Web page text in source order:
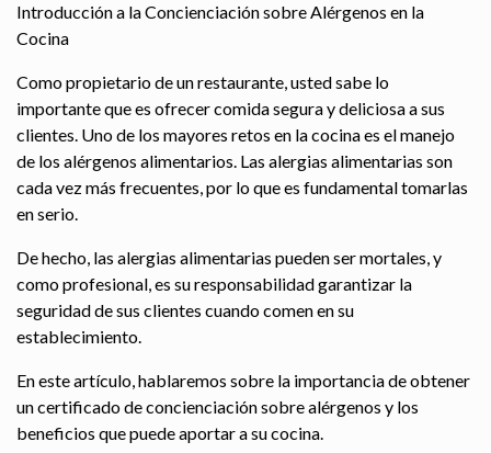
Introducción a la Concienciación sobre Alérgenos en la
Cocina
Como propietario de un restaurante, usted sabe lo
importante que es ofrecer comida segura y deliciosa a sus
clientes. Uno de los mayores retos en la cocina es el manejo
de los alérgenos alimentarios. Las alergias alimentarias son
cada vez más frecuentes, por lo que es fundamental tomarlas
en serio.
De hecho, las alergias alimentarias pueden ser mortales, y
como profesional, es su responsabilidad garantizar la
seguridad de sus clientes cuando comen en su
establecimiento.
En este artículo, hablaremos sobre la importancia de obtener
un certificado de concienciación sobre alérgenos y los
beneficios que puede aportar a su cocina.